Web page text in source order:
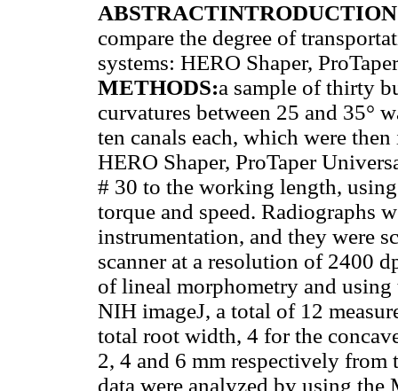
compare the degree of
systems: HERO Shaper,
METHODS:a sample of thirty
curvatures between 25 and 35°
ten canals each, which were
HERO Shaper, ProTaper
# 30 to the working length,
torque and speed. Radiographs
instrumentation, and they were
scanner at a resolution of 2400
of lineal morphometry and
NIH imageJ, a total of 12
total root width, 4 for the
2, 4 and 6 mm respectively from
data were analyzed by using